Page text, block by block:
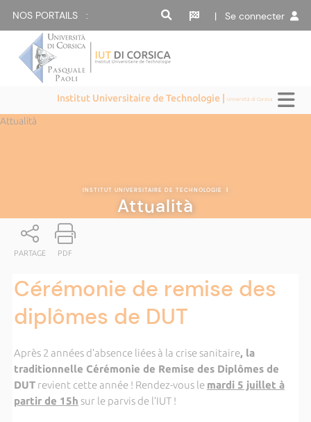
NOS PORTAILS : | Se connecter
Institut Universitaire de Technologie |Università di Corsica
Attualità
INSTITUT UNIVERSITAIRE DE TECHNOLOGIE |
Attualità
PARTAGE PDF
Cérémonie de remise des
diplômes de DUT
Après 2 années d’absence liées à la crise sanitaire, la
traditionnelle Cérémonie de Remise des Diplômes de
DUTrevient cette année ! Rendez-vous le mardi 5 juillet à
partir de 15h sur le parvis de l’IUT !